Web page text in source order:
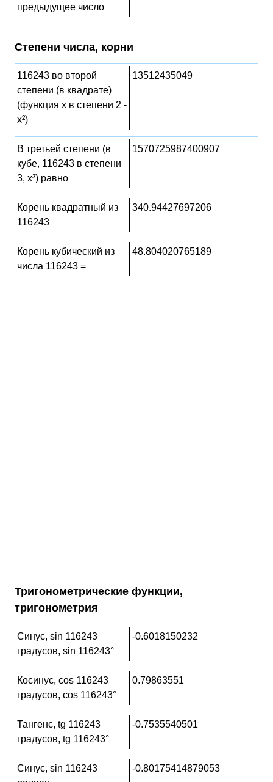
предыдущее число
Степени числа, корни
116243 во второй
степени (в квадрате)
(функция x в степени 2 -
x²)
13512435049
В третьей степени (в
кубе, 116243 в степени
3, x³) равно
1570725987400907
Корень квадратный из
116243
340.94427697206
Корень кубический из
числа 116243 =
48.804020765189
Тригонометрические функции,
тригонометрия
Синус, sin 116243
градусов, sin 116243°
-0.6018150232
Косинус, cos 116243
градусов, cos 116243°
0.79863551
Тангенс, tg 116243
градусов, tg 116243°
-0.7535540501
Синус, sin 116243
-0.80175414879053